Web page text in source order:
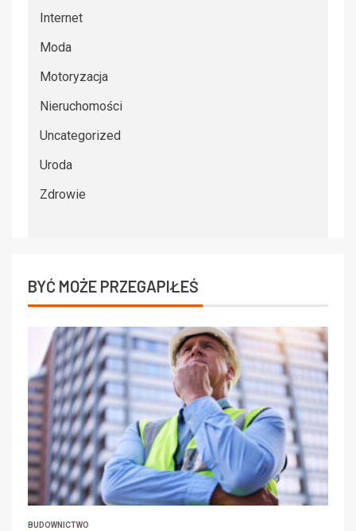
Internet
Moda
Motoryzacja
Nieruchomości
Uncategorized
Uroda
Zdrowie
BYĆ MOŻE PRZEGAPIŁEŚ
BUDOWNICTWO